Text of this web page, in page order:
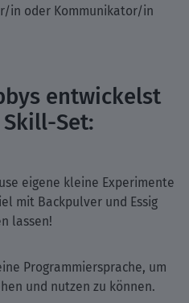
in oder Kommunikator/in
entwickelst
Set:
eigene kleine Experimente
mit Backpulver und Essig
lassen!
Programmiersprache, um
und nutzen zu können.